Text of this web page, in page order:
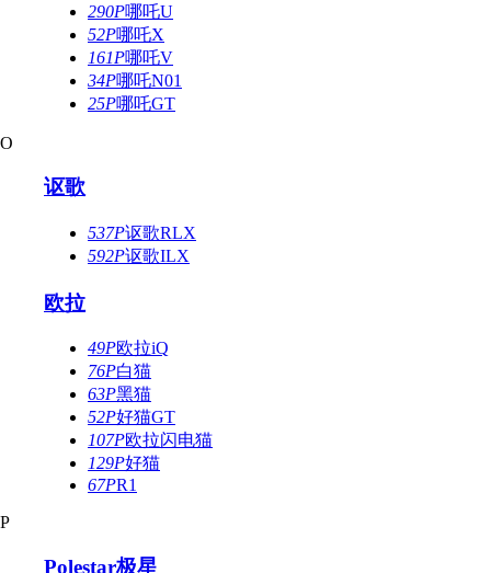
290P哪吒U
52P哪吒X
161P哪吒V
34P哪吒N01
25P哪吒GT
O
讴歌
537P讴歌RLX
592P讴歌ILX
欧拉
49P欧拉iQ
76P白猫
63P黑猫
52P好猫GT
107P欧拉闪电猫
129P好猫
67PR1
P
Polestar极星